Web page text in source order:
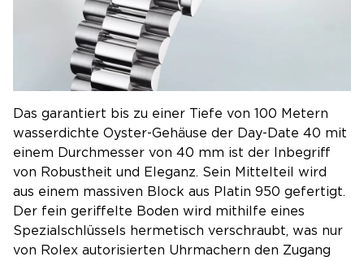
Das garantiert bis zu einer Tiefe von 100 Metern
wasserdichte Oyster-Gehäuse der Day-Date 40 mit
einem Durchmesser von 40 mm ist der Inbegriff
von Robustheit und Eleganz. Sein Mittelteil wird
aus einem massiven Block aus Platin 950 gefertigt.
Der fein geriffelte Boden wird mithilfe eines
Spezialschlüssels hermetisch verschraubt, was nur
von Rolex autorisierten Uhrmachern den Zugang